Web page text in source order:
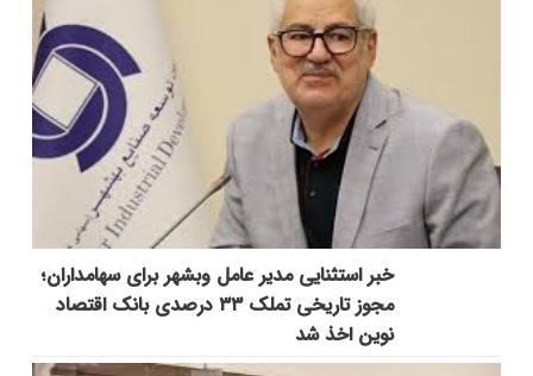
خبر استثنایی مدیر عامل وبشهر برای سهامداران؛
مجوز تاریخی تملک ۳۳ درصدی بانک اقتصاد
نوین اخذ شد